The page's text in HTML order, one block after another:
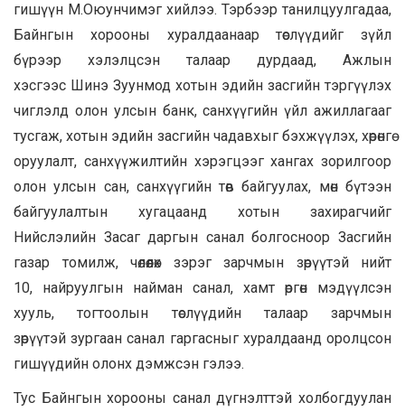
гишүүн М.Оюунчимэг хийлээ. Тэрбээр танилцуулгадаа,
Байнгын хорооны хуралдаанаар төслүүдийг зүйл
бүрээр хэлэлцсэн талаар дурдаад, Ажлын
хэсгээс Шинэ Зуунмод хотын эдийн засгийн тэргүүлэх
чиглэлд олон улсын банк, санхүүгийн үйл ажиллагааг
тусгаж, хотын эдийн засгийн чадавхыг бэхжүүлэх, хөрөнгө
оруулалт, санхүүжилтийн хэрэгцээг хангах зорилгоор
олон улсын сан, санхүүгийн төв байгуулах, мөн бүтээн
байгуулалтын хугацаанд хотын захирагчийг
Нийслэлийн Засаг даргын санал болгосноор Засгийн
газар томилж, чөлөөлөх зэрэг зарчмын зөрүүтэй нийт
10, найруулгын найман санал, хамт өргөн мэдүүлсэн
хууль, тогтоолын төслүүдийн талаар зарчмын
зөрүүтэй зургаан санал гаргасныг хуралдаанд оролцсон
гишүүдийн олонх дэмжсэн гэлээ.
Тус Байнгын хорооны санал дүгнэлттэй холбогдуулан